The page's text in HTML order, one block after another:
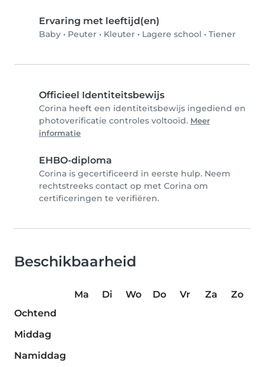
Ervaring met leeftijd(en)
Baby • Peuter • Kleuter • Lagere school • Tiener
Officieel Identiteitsbewijs
Corina heeft een identiteitsbewijs ingediend en
photoverificatie controles voltooid. Meer
informatie
EHBO-diploma
Corina is gecertificeerd in eerste hulp. Neem
rechtstreeks contact op met Corina om
certificeringen te verifiëren.
Beschikbaarheid
Ma Di Wo Do Vr Za
Zo
Ochtend
Middag
Namiddag